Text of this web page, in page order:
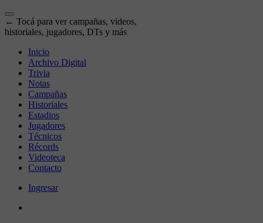
← Tocá para ver campañas, videos,
historiales, jugadores, DTs y más
Inicio
Archivo Digital
Trivia
Notas
Campañas
Historiales
Estadios
Jugadores
Técnicos
Récords
Videoteca
Contacto
Ingresar